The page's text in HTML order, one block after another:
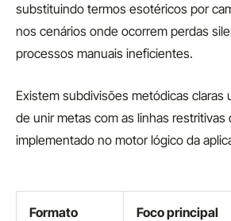
substituindo termos esotéricos por
nos cenários onde ocorrem perdas
processos manuais ineficientes.
Existem subdivisões metódicas claras
de unir metas com as linhas restritivas
implementado no motor lógico da
Formato Foco principal